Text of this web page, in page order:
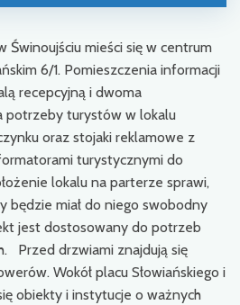
Świnoujściu mieści się w centrum
6/1. Pomieszczenia informacji
recepcyjną i dwoma
potrzeby turystów w lokalu
oraz stojaki reklamowe z
turystycznymi do
lokalu na parterze sprawi,
będzie miał do niego swobodny
jest dostosowany do potrzeb
Przed drzwiami znajdują się
Wokół placu Słowiańskiego i
obiekty i instytucje o ważnych